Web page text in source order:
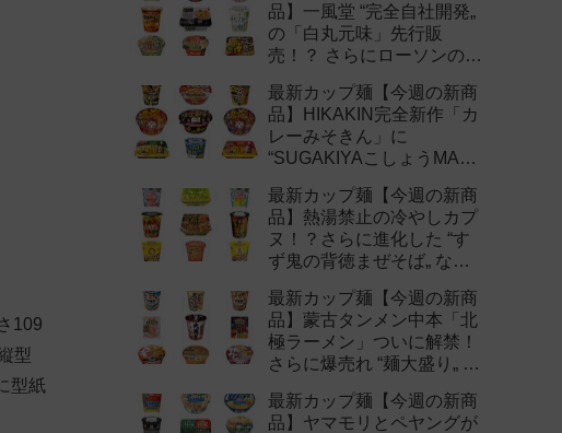
109
型
型紙
品】一風堂 “完全自社開発„
の「白丸元味」先行販
売！？ さらにローソンの激
新作まとめ！
最新カップ麺【今週の新商
品】HIKAKIN完全新作「カ
レーみそきん」に
“SUGAKIYAこしょうMAX„
最新カップ麺【今週の新商
品】熱湯禁止の冷やしカプ
ヌ！？さらに進化した “す
ず鬼の背徳まぜそば„ など
最新カップ麺【今週の新商
品】蒙古タンメン中本「北
極ラーメン」ついに解禁！
さらに爆売れ “麺大盛り„ シ
作まとめ！
最新カップ麺【今週の新商
品】ヤマモリとペヤングが